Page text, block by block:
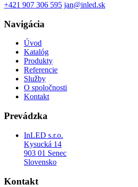
+421 907 306 595 jan@inled.sk
Navigácia
Úvod
Katalóg
Produkty
Referencie
Služby
O spoločnosti
Kontakt
Prevádzka
InLED s.r.o.
Kysucká 14
903 01 Senec
Slovensko
Kontakt